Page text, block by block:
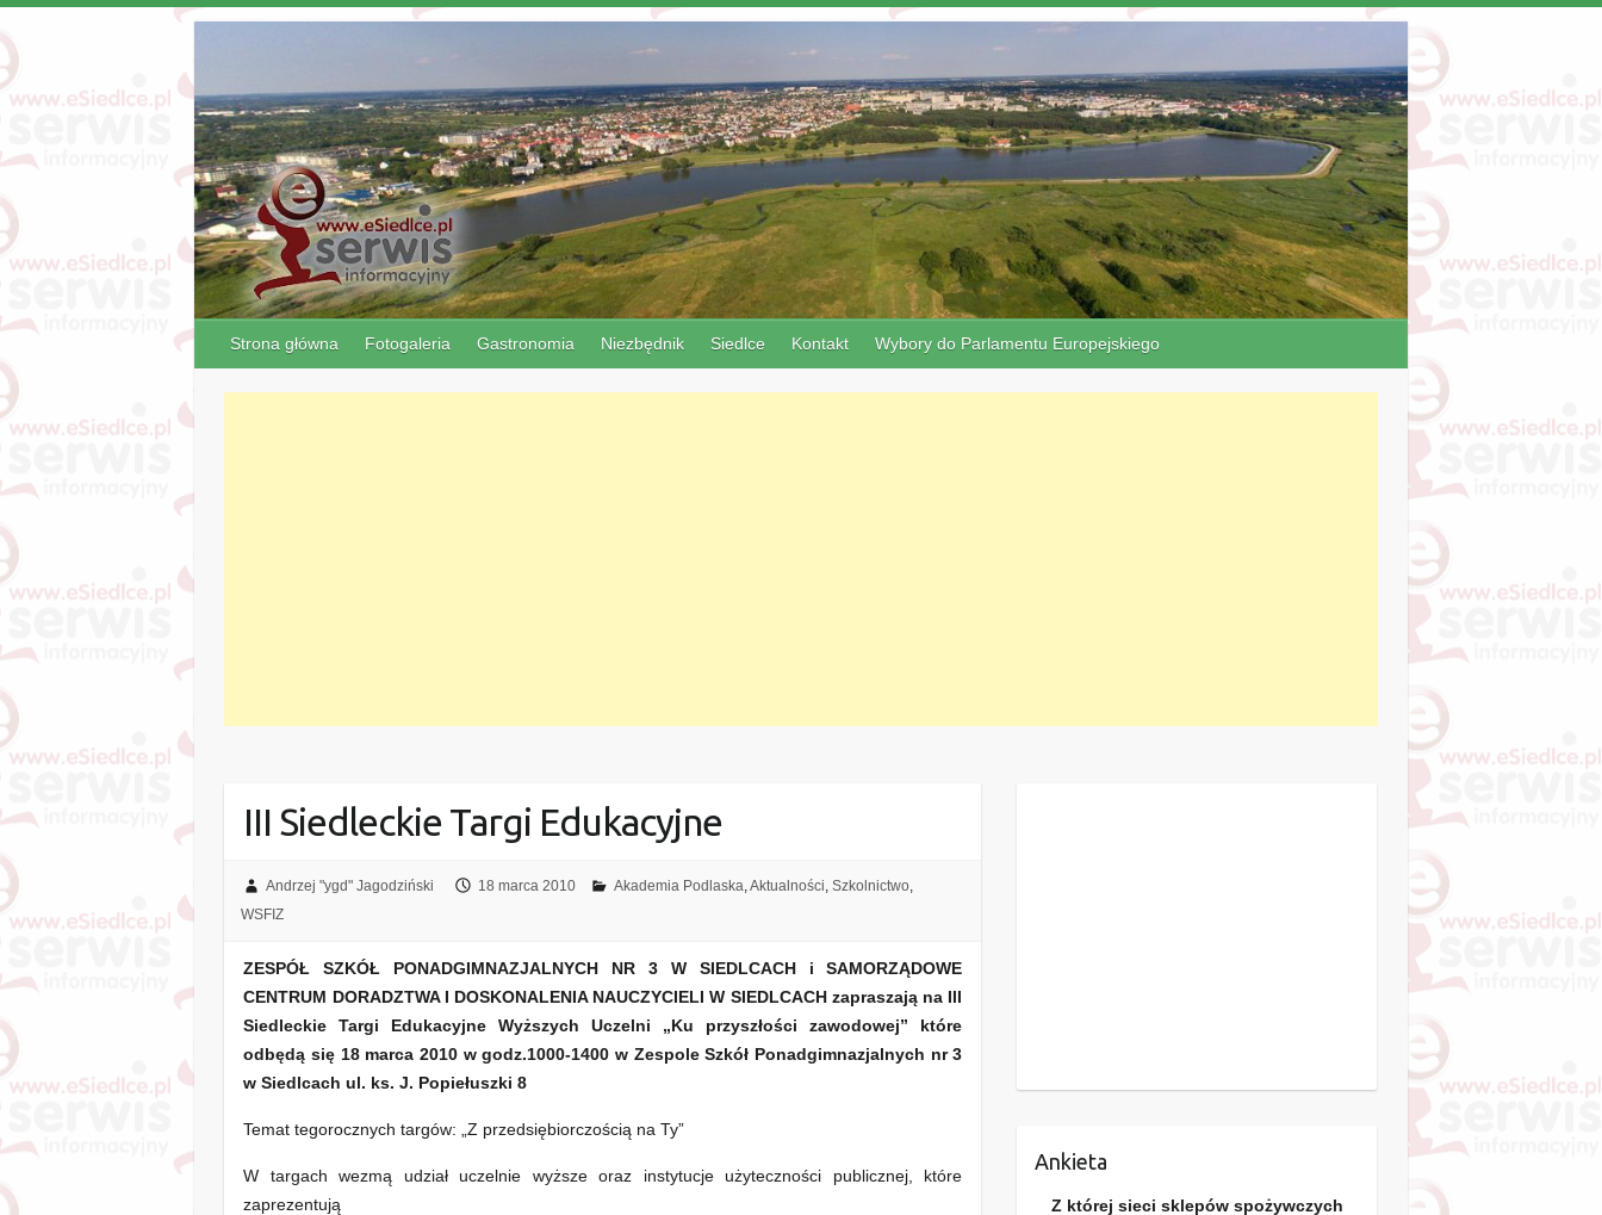
Strona główna Fotogaleria Gastronomia Niezbędnik Siedlce Kontakt Wybory do Parlamentu Europejskiego
III Siedleckie Targi Edukacyjne
Andrzej "ygd" Jagodziński 18 marca 2010 Akademia Podlaska,Aktualności, Szkolnictwo,
WSFIZ
ZESPÓŁ SZKÓŁ PONADGIMNAZJALNYCH NR 3 W SIEDLCACH i SAMORZĄDOWE
CENTRUM DORADZTWA I DOSKONALENIA NAUCZYCIELI W SIEDLCACH zapraszają na III
Siedleckie Targi Edukacyjne Wyższych Uczelni „Ku przyszłości zawodowej” które
odbędą się 18 marca 2010 w godz.1000-1400 w Zespole Szkół Ponadgimnazjalnych nr 3
w Siedlcach ul. ks. J. Popiełuszki 8
Temat tegorocznych targów: „Z przedsiębiorczością na Ty”
W targach wezmą udział uczelnie wyższe oraz instytucje użyteczności publicznej, które
zaprezentują
Ankieta
Z której sieci sklepów spożywczych